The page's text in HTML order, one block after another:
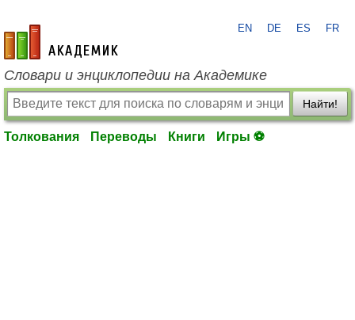
academic.ru
EN DE ES FR
Словари и энциклопедии на Академике
Найти!
Толкования Переводы Книги Игры ⚽